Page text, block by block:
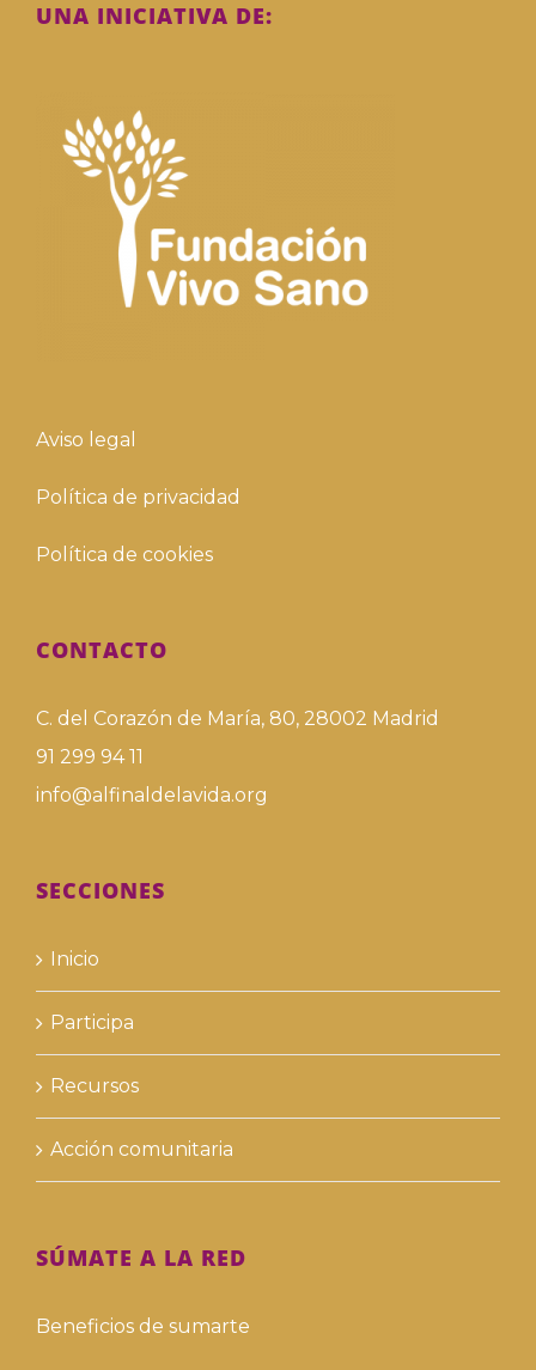
UNA INICIATIVA DE:
Aviso legal
Política de privacidad
Política de cookies
CONTACTO
C. del Corazón de María, 80, 28002 Madrid
91 299 94 11
info@alfinaldelavida.org
SECCIONES
Inicio
Participa
Recursos
Acción comunitaria
SÚMATE A LA RED
Beneficios de sumarte